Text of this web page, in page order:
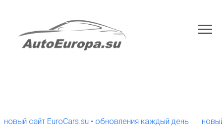
сайт EuroCars.su • обновления каждый день новый